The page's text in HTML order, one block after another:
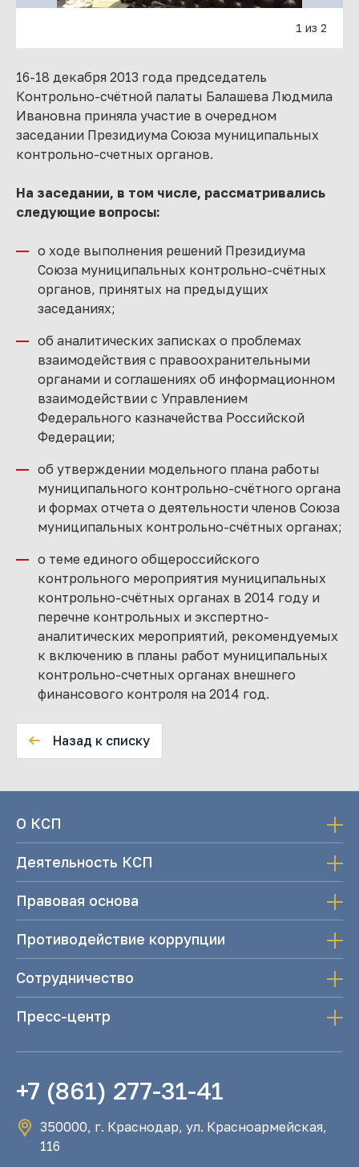
1 из 2
16-18 декабря 2013 года председатель
Контрольно-счётной палаты Балашева Людмила
Ивановна приняла участие в очередном
заседании Президиума Союза муниципальных
контрольно-счетных органов.
На заседании, в том числе, рассматривались
следующие вопросы:
о ходе выполнения решений Президиума
Союза муниципальных контрольно-счётных
органов, принятых на предыдущих
заседаниях;
об аналитических записках о проблемах
взаимодействия с правоохранительными
органами и соглашениях об информационном
взаимодействии с Управлением
Федерального казначейства Российской
Федерации;
об утверждении модельного плана работы
муниципального контрольно-счётного органа
и формах отчета о деятельности членов Союза
муниципальных контрольно-счётных органах;
о теме единого общероссийского
контрольного мероприятия муниципальных
контрольно-счётных органах в 2014 году и
перечне контрольных и экспертно-
аналитических мероприятий, рекомендуемых
к включению в планы работ муниципальных
контрольно-счетных органах внешнего
финансового контроля на 2014 год.
Назад к списку
О КСП
Деятельность КСП
Правовая основа
Противодействие коррупции
Сотрудничество
Пресс-центр
+7 (861) 277-31-41
350000, г. Краснодар, ул. Красноармейская,
116